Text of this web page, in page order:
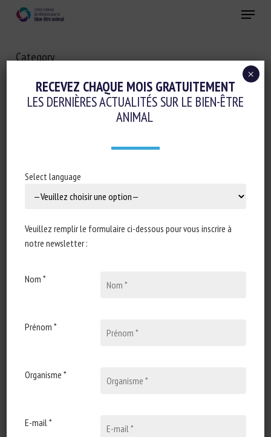
content
Menu
Category
Welfare of invertebrates: a
snail stunning technique
Reports Auteurs : Fossati P.,
RECEVEZ CHAQUE MOIS GRATUITEMENT
LES DERNIÈRES ACTUALITÉS SUR LE BIEN-ÊTRE
ANIMAL
Select language
Veuillez remplir le formulaire ci-dessous pour vous inscrire à
notre newsletter :
Nom *
Prénom *
Organisme *
E-mail *
×